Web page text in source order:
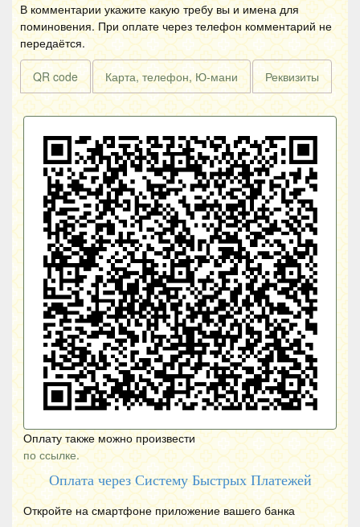
В комментарии укажите какую требу вы и имена для
поминовения. При оплате через телефон комментарий не
передаётся.
QR code Карта, телефон, Ю-мани Реквизиты
Оплату также можно произвести
по ссылке.
Оплата через Систему Быстрых Платежей
Откройте на смартфоне приложение вашего банка